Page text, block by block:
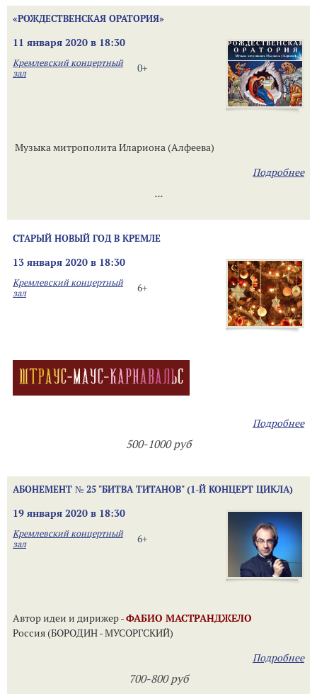
«РОЖДЕСТВЕНСКАЯ ОРАТОРИЯ»
11 января 2020 в 18:30
0+
Кремлевский концертный
зал
Музыка митрополита Илариона (Алфеева)
Подробнее
...
СТАРЫЙ НОВЫЙ ГОД В КРЕМЛЕ
13 января 2020 в 18:30
6+
Кремлевский концертный
зал
Подробнее
500-1000 руб
АБОНЕМЕНТ № 25 "БИТВА ТИТАНОВ" (1-Й КОНЦЕРТ ЦИКЛА)
19 января 2020 в 18:30
6+
Кремлевский концертный
зал
Автор идеи и дирижер -ФАБИО МАСТРАНДЖЕЛО
Россия (БОРОДИН - МУСОРГСКИЙ)
Подробнее
700-800 руб